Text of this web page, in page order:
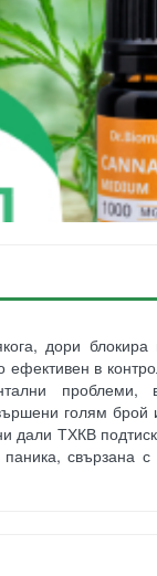
дори блокира
ефективен в
проблеми,
голям брой
дали ТХКВ
паника, свързана